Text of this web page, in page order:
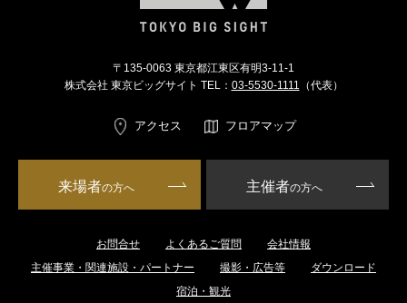
〒135-0063 東京都江東区有明3-11-1
株式会社 東京ビッグサイト TEL： 03-5530-1111 （代表）
アクセス フロアマップ
来場者の方へ 主催者の方へ
お問合せ よくあるご質問
会社情報
主催事業・関連施設・パートナー
撮影・広告等
ダウンロード
宿泊・観光